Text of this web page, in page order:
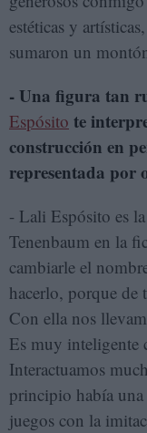
estéticas y
sumaron un
- Una figura tan
Espósito te
construcción en
representada por
- Lali Espósito es
Tenenbaum en la
cambiarle el
hacerlo, porque de
Con ella nos
Es muy inteligente
Interactuamos
principio había
juegos con la